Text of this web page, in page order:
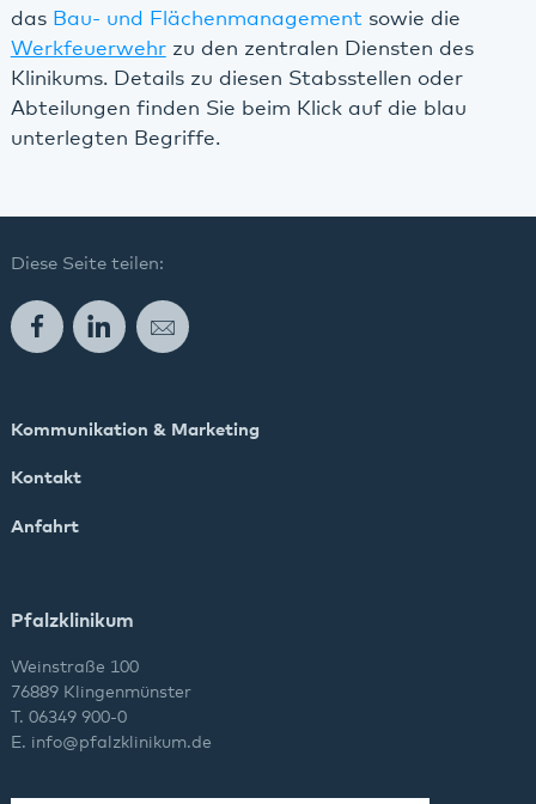
das Bau- und Flächenmanagement sowie die
Werkfeuerwehrzu den zentralen Diensten des
Klinikums. Details zu diesen Stabsstellen oder
Abteilungen finden Sie beim Klick auf die blau
unterlegten Begriffe.
Diese Seite teilen:
FacebookLinkedInE-Mail
Kommunikation & Marketing
Kontakt
Anfahrt
Pfalzklinikum
Weinstraße 100
76889 Klingenmünster
T. 06349 900-0
E. info@pfalzklinikum.de